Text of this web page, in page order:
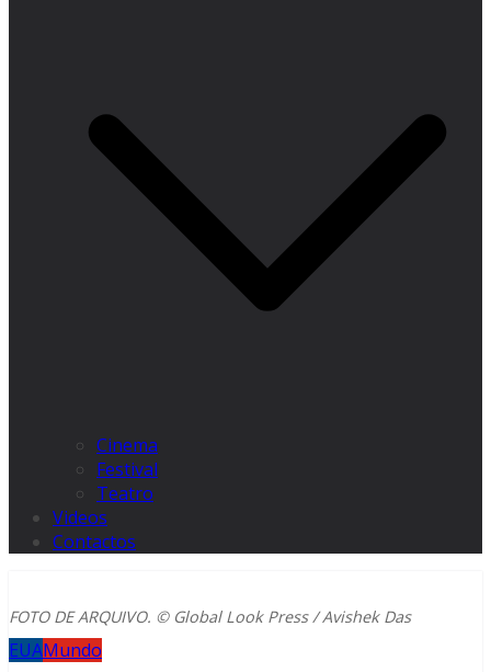
Cinema
Festival
Teatro
Videos
Contactos
FOTO DE ARQUIVO. © Global Look Press / Avishek Das
EUAMundo